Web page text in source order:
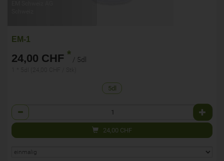
EM-1
24,00 CHF * / 5dl
5dl
Anzahl
24,00 CHF